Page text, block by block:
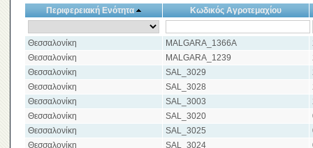
Περιφερειακή Ενότητα Κωδικός Αγροτεμαχίου
Θεσσαλονίκη MALGARA_1366A
Θεσσαλονίκη
MALGARA_1239
Θεσσαλονίκη
SAL_3029
Θεσσαλονίκη
SAL_3028
Θεσσαλονίκη
SAL_3003
Θεσσαλονίκη
SAL_3020
Θεσσαλονίκη
SAL_3025
Θεσσαλονίκη
SAL_3024